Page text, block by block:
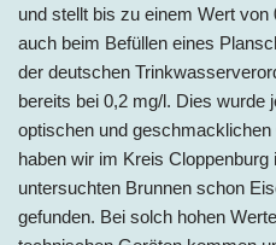
und stellt bis zu einem Wert
auch beim Befüllen eines
der deutschen
bereits bei 0,2 mg/l. Dies wurde
optischen und
haben wir im Kreis Cloppenburg
untersuchten Brunnen schon
gefunden. Bei solch hohen